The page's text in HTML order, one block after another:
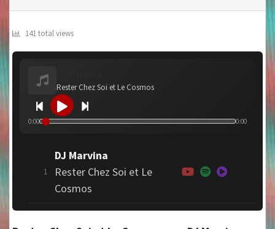
141 total views
Rester Chez Soi et Le Cosmos
0:00 0:00
1
DJ Marvina
Rester Chez Soi et Le
Cosmos